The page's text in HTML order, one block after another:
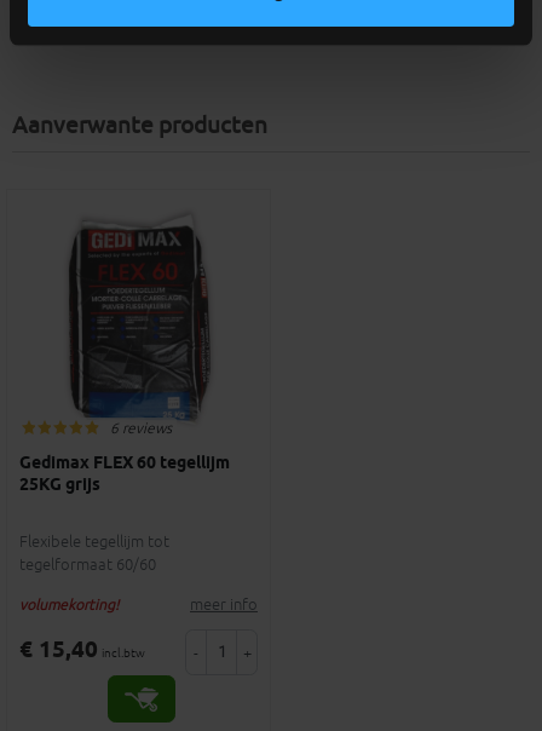
: Alu mat bruut geanodiseerd
Aanverwante producten
6 reviews
Gedimax FLEX 60 tegellijm
25KG grijs
Flexibele tegellijm tot
tegelformaat 60/60
volumekorting! meer info
€ 15,40 incl.btw - +